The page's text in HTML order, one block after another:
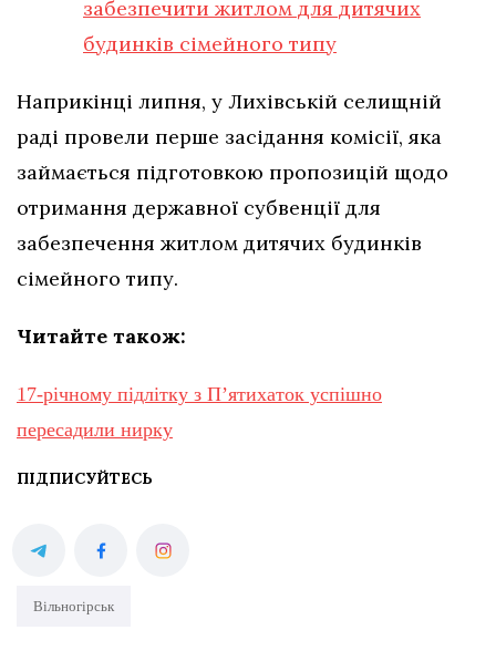
забезпечити житлом для дитячих
будинків сімейного типу
Наприкінці липня, у Лихівській селищній
раді провели перше засідання комісії, яка
займається підготовкою пропозицій щодо
отримання державної субвенції для
забезпечення житлом дитячих будинків
сімейного типу.
Читайте також:
17-річному підлітку з Пʼятихаток успішно
пересадили нирку
ПІДПИСУЙТЕСЬ
Вільногірськ